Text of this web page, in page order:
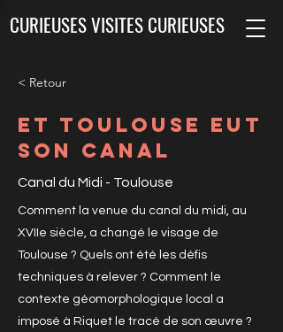
CURIEUSES VISITES CURIEUSES
< Retour
ET TOULOUSE EUT
SON CANAL
Canal du Midi - Toulouse
Comment la venue du canal du midi, au
XVIIe siècle, a changé le visage de
Toulouse ? Quels ont été les défis
techniques à relever ? Comment le
contexte géomorphologique local a
imposé à Riquet le tracé de son œuvre ?